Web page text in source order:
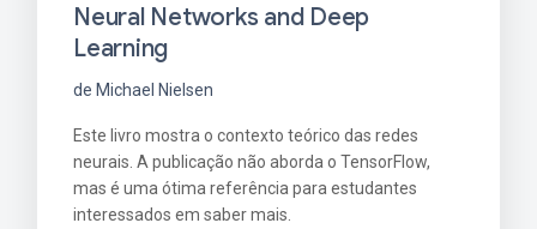
Neural Networks and Deep
Learning
de Michael Nielsen
Este livro mostra o contexto teórico das redes
neurais. A publicação não aborda o TensorFlow,
mas é uma ótima referência para estudantes
interessados em saber mais.